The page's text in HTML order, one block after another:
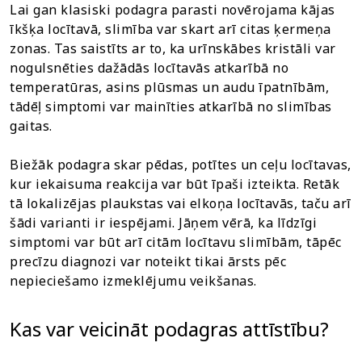
Lai gan klasiski podagra parasti novērojama kājas
īkšķa locītavā, slimība var skart arī citas ķermeņa
zonas. Tas saistīts ar to, ka urīnskābes kristāli var
nogulsnēties dažādās locītavās atkarībā no
temperatūras, asins plūsmas un audu īpatnībām,
tādēļ simptomi var mainīties atkarībā no slimības
gaitas.
Biežāk podagra skar pēdas, potītes un ceļu locītavas,
kur iekaisuma reakcija var būt īpaši izteikta. Retāk
tā lokalizējas plaukstas vai elkoņa locītavās, taču arī
šādi varianti ir iespējami. Jāņem vērā, ka līdzīgi
simptomi var būt arī citām locītavu slimībām, tāpēc
precīzu diagnozi var noteikt tikai ārsts pēc
nepieciešamo izmeklējumu veikšanas.
Kas var veicināt podagras attīstību?